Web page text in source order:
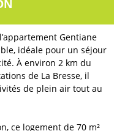
Gentiane
idéale pour un séjour
À environ 2 km du
de La Bresse, il
de plein air tout au
ce logement de 70 m²